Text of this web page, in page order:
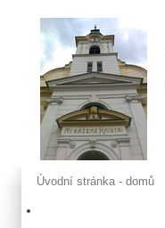
Úvodní stránka - domů